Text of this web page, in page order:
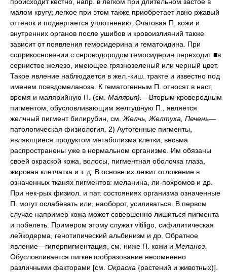
малом кругу; легкое при этом также приобретает явно ржавый
оттенок и подвергается уплотнению. Очаговая П. кожи и
внутренних органов после ушибов и кровоизлияний также
зависит от появления гемосидерина и гематоидина. При
соприкосновении с сероводородом гемосидерин переходит ■в
сернистое железо, имеющее грязнозеленый или черный цвет.
Такое явление наблюдается в жел.-киш. тракте и известно под
именем псевдомеланоза. К гематогенным П. относят в наст,
время и малярийную П. (см. Малярия). —Вторым кроверодным
пигментом, обусловливающим желтушную П., является
желчный пигмент билирубин, см. Желчь, Желтуха, Печень—
патологическая физиология. 2) Аутогенные пигменты,
являющиеся продуктом метаболизма клетки, весьма
распространены уже в нормальном организме. Им обязаны
своей окраской кожа, волосы, пигментная оболочка глаза,
жировая клетчатка и т. д. В основе их лежит отложение в
означенных тканях пигментов: меланина, ли-похромов и др.
При нек-рых физиол. и пат. состояниях организма означенные
П. могут ослабевать или, наоборот, усиливаться. В первом
случае например кожа может совершенно лишиться пигмента
и побелеть. Примером этому служат vitiligo, сифилитическая
лейкодерма, генотипический альбинизм и др. Обратное
явление—гиперпигментация, см. ниже П. кожи и Меланоз.
Обусловливается пигкентообразование несомненно
различными факторами [см. Окраска {растений и животных)].